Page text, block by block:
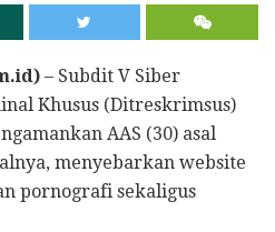
– Subdit V Siber
Khusus (Ditreskrimsus)
AAS (30) asal
menyebarkan website
pornografi sekaligus